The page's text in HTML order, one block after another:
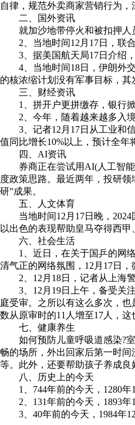
自律，规范外卖商家营销行为
二、国外资讯
就加沙地带停火和被扣押人
2、当地时间12月17日，联合
3、据美国航天局17日介绍，
4、当地时间18日，伊朗外交
的核浓缩计划没有军事目标，其
三、财经资讯
1、拼开户更拼缴存，银行掀
2、今年，随着越来越多入境
3、记者12月17日从工业和信
值同比增长10%以上，预计全年
四、AI资讯
券商正在尝试用AI(人工智能)
度政策思路。最近两年，投研
研”成果。
五、人文体育
当地时间12月17日晚，2024
以出色的表现帮助皇马夺得西
六、社会生活
1、近日，在关于国乒的网络
清气正的网络氛围，12月17日
2、12月18日，记者从上海警
3、12月19日上午，备受关注
庭受审。之所以有这么多次，
数从原审时的11人增至17人，这
七、健康养生
如何预防儿童呼吸道感染?室
畅的场所，外出回家后第一时
等。此外，还要帮助孩子养成良
八、历史上的今天
1、744年前的今天，1280年
2、131年前的今天，1893年
3、40年前的今天，1984年12